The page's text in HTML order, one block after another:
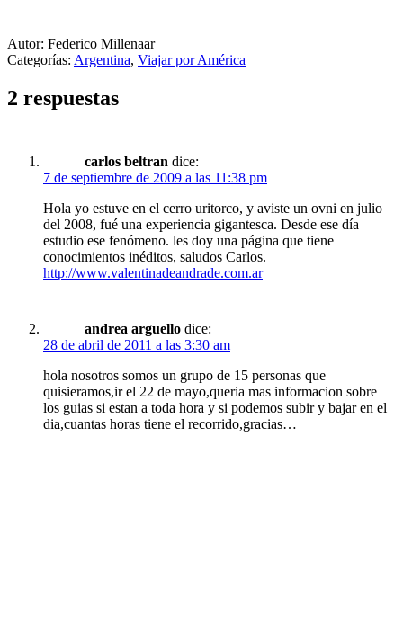
Autor: Federico Millenaar
Categorías: Argentina, Viajar por América
2 respuestas
carlos beltran dice:
7 de septiembre de 2009 a las 11:38 pm
Hola yo estuve en el cerro uritorco, y aviste un ovni en julio
del 2008, fué una experiencia gigantesca. Desde ese día
estudio ese fenómeno. les doy una página que tiene
conocimientos inéditos, saludos Carlos.
http://www.valentinadeandrade.com.ar
andrea arguello dice:
28 de abril de 2011 a las 3:30 am
hola nosotros somos un grupo de 15 personas que
quisieramos,ir el 22 de mayo,queria mas informacion sobre
los guias si estan a toda hora y si podemos subir y bajar en el
dia,cuantas horas tiene el recorrido,gracias…